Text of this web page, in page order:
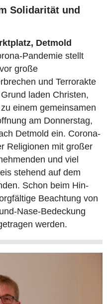
Solidarität und
Detmold
Pandemie stellt
große
und Terrorakte
laden Christen,
einem gemeinsamen
am Donnerstag,
Detmold ein. Corona-
Religionen mit großer
und viel
stehend auf dem
Schon beim Hin-
Beachtung von
Nase-Bedeckung
werden.